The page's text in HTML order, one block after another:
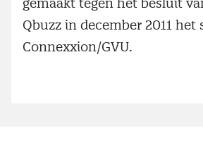
Qbuzz in december 2011 het
Connexxion/GVU.